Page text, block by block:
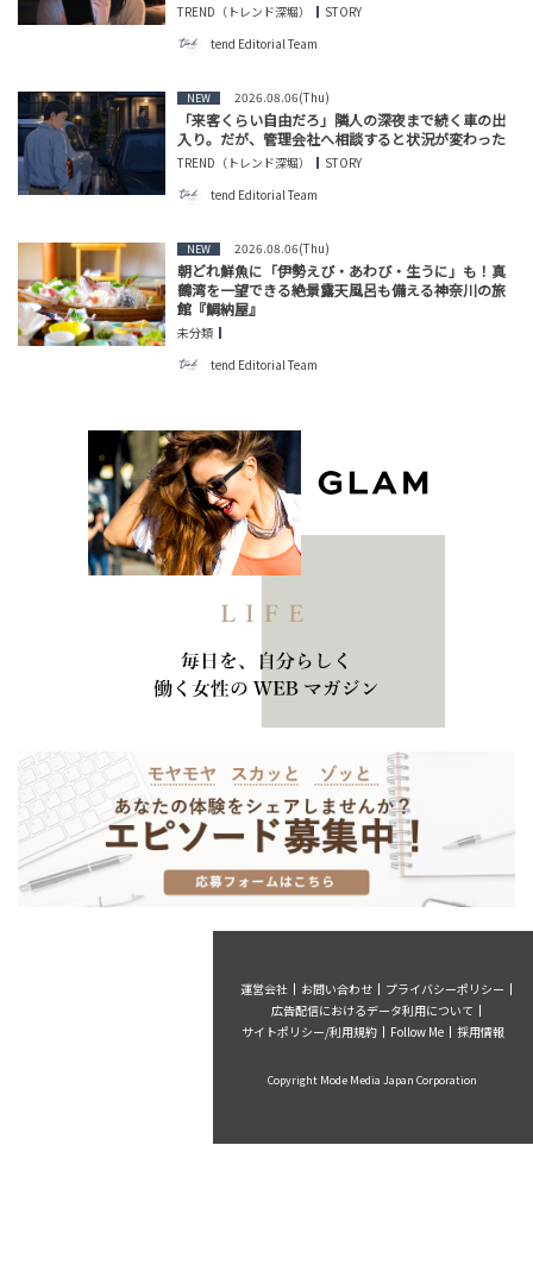
TREND（トレンド深堀）
STORY
tend Editorial Team
NEW 2026.08.06(Thu)
「来客くらい自由だろ」隣人の深夜まで続く車の出
入り。だが、管理会社へ相談すると状況が変わった
TREND（トレンド深堀）
STORY
tend Editorial Team
NEW 2026.08.06(Thu)
朝どれ鮮魚に「伊勢えび・あわび・生うに」も！真
鶴湾を一望できる絶景露天風呂も備える神奈川の旅
館『鯛納屋』
未分類
tend Editorial Team
運営会社 お問い合わせ
プライバシーポリシー
広告配信におけるデータ利用について
サイトポリシー/利用規約
Follow Me 採用情報
Copyright Mode Media Japan Corporation